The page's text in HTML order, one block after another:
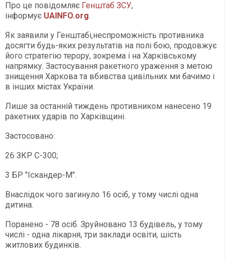
Про це повідомляє Генштаб ЗСУ,
інформує UAINFO.org.
Як заявили у Генштабі,неспроможність противника
досягти будь-яких результатів на полі бою, продовжує
його стратегію терору, зокрема і на Харківському
напрямку. Застосування ракетного ураження з метою
знищення Харкова та вбивства цивільних ми бачимо і
в інших містах України.
Лише за останній тиждень противником нанесено 19
ракетних ударів по Харківщині.
Застосовано:
26 ЗКР С-300;
3 БР "Іскандер-М".
Внаслідок чого загинуло 16 осіб, у тому числі одна
дитина.
Поранено - 78 осіб. Зруйновано 13 будівель, у тому
числі - одна лікарня, три заклади освіти, шість
житлових будинків.